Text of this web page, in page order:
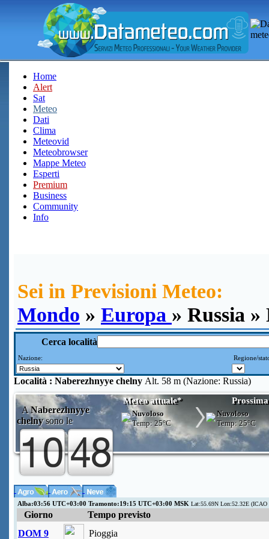
Home
Alert
Sat
Meteo
Dati
Clima
Meteovid
Meteobrowser
Mappe Meteo
Esperti
Premium
Business
Community
Info
Sei in Previsioni Meteo:
Mondo » Europa » Russia »
Cerca località
Nazione: Regione/
Località : Naberezhnyye chelny Alt. 58 m (Nazione: Russia)
ANaberezhnyye
chelnysono le
Meteo attuale*
Nuvoloso
Temp:25°C
Nuvoloso
Temp:25°C
Alba:03:56 UTC+03:00 Tramonto:19:15 UTC+03:00 MSK Lat:55.69N Lon:52.32E
Giorno
Tempo previsto
DOM 9
Pioggia